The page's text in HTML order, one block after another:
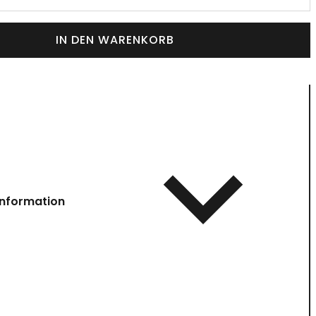
IN DEN WARENKORB